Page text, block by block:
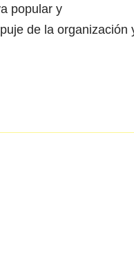
popular y
de la organización